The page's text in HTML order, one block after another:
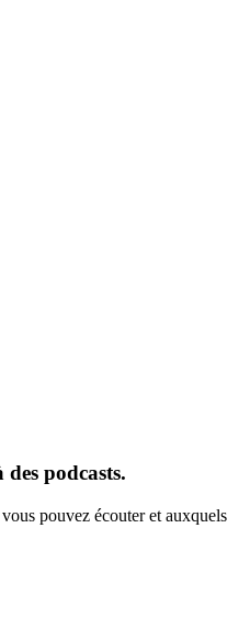
podcasts.
pouvez écouter et auxquels